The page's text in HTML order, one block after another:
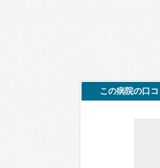
この病院の口